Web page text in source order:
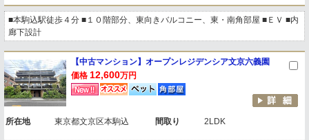
■本駒込駅徒歩４分 ■１０階部分、東向きバルコニー、東・南角部屋 ■ＥＶ ■内
廊下設計
【中古マンション】オープンレジデンシア文京六義園
価格 12,600万円
所在地 東京都文京区本駒込 間取り 2LDK